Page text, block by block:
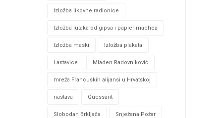
Izložba likovne radionice
Izložba lutaka od gipsa i papier machea
Izložba maski Izložba plakata
Lastavice Mladen Radovniković
mreža Francuskih alijansi u Hrvatskoj
nastava Quessant
Slobodan Brkljača Snježana Požar